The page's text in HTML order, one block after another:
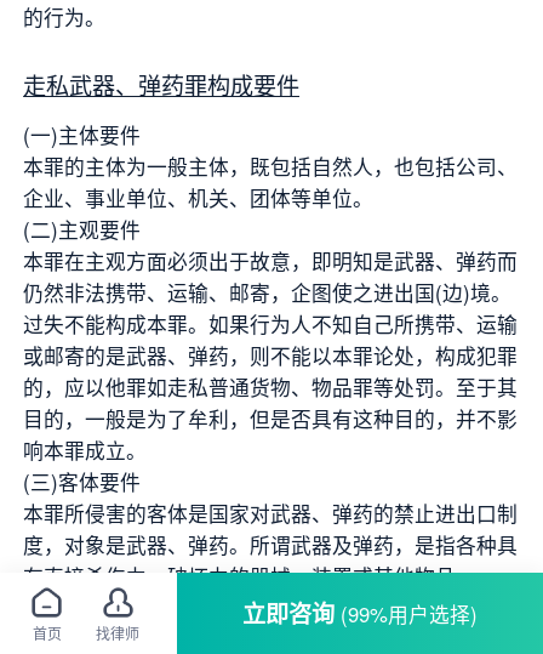
的行为。
走私武器、弹药罪构成要件
(一)主体要件
本罪的主体为一般主体，既包括自然人，也包括公司、
企业、事业单位、机关、团体等单位。
(二)主观要件
本罪在主观方面必须出于故意，即明知是武器、弹药而
仍然非法携带、运输、邮寄，企图使之进出国(边)境。
过失不能构成本罪。如果行为人不知自己所携带、运输
或邮寄的是武器、弹药，则不能以本罪论处，构成犯罪
的，应以他罪如走私普通货物、物品罪等处罚。至于其
目的，一般是为了牟利，但是否具有这种目的，并不影
响本罪成立。
(三)客体要件
本罪所侵害的客体是国家对武器、弹药的禁止进出口制
度，对象是武器、弹药。所谓武器及弹药，是指各种具
有直接杀伤力、破坏力的器械、装置或其他物品。
根据《中华人民共和国禁止进出境物品表》的规定，既
包括各种军用武器、弹药和爆炸物，如手枪、步枪、冲
首页 找律师
立即咨询 (99%用户选择)